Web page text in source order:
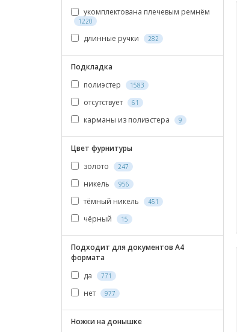
укомплектована плечевым ремнём
1220
длинные ручки 282
Подкладка
полиэстер
1583
отсутствует 61
карманы из полиэстера 9
Цвет фурнитуры
золото
247
никель 956
тёмный никель 451
чёрный 15
Подходит для документов А4
формата
да
771
нет 977
Ножки на донышке